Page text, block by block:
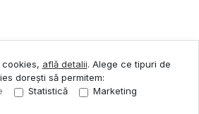
află detalii. Alege ce tipuri de
dorești să permitem:
Statistică Marketing